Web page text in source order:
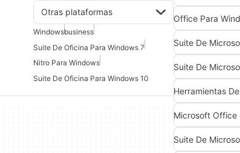
Otras plataformas
Windowsbusiness
Suite De Oficina Para Windows 7
Nitro Para Windows
Suite De Oficina Para Windows 10
Office Para
Suite De
Suite De
Herramientas
Microsoft Office
Suite De